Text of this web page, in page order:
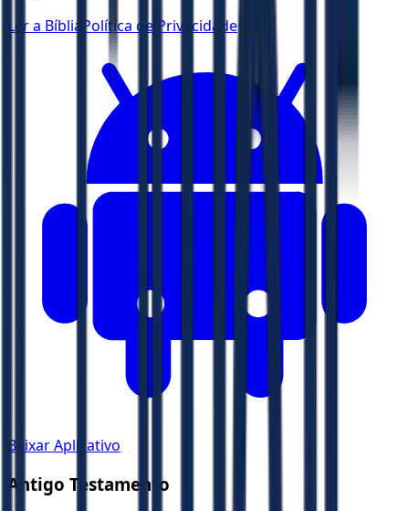
Ler a Bíblia Política de Privacidade
Baixar Aplicativo
Antigo Testamento